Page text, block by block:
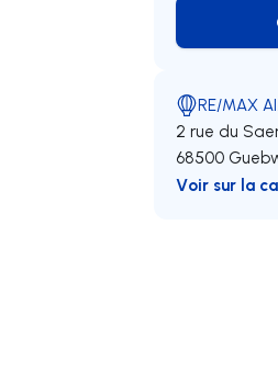
RE/MAX
2 rue du
68500
Voir sur la